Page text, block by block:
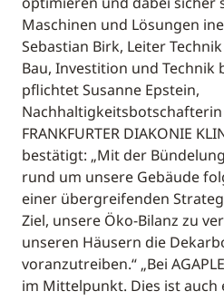
Maschinen und Lösungen
Sebastian Birk, Leiter
Bau, Investition und Technik
pflichtet Susanne Epstein,
Nachhaltigkeitsbotschafterin
FRANKFURTER DIAKONIE
bestätigt: „Mit der
rund um unsere Gebäude
einer übergreifenden
Ziel, unsere Öko-Bilanz zu
unseren Häusern die
voranzutreiben.“ „Bei
im Mittelpunkt. Dies ist auch